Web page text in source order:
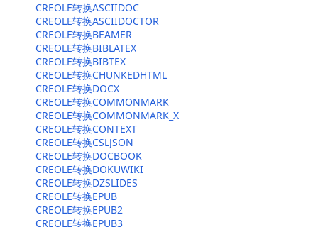
CREOLE转换ASCIIDOC
CREOLE转换ASCIIDOCTOR
CREOLE转换BEAMER
CREOLE转换BIBLATEX
CREOLE转换BIBTEX
CREOLE转换CHUNKEDHTML
CREOLE转换DOCX
CREOLE转换COMMONMARK
CREOLE转换COMMONMARK_X
CREOLE转换CONTEXT
CREOLE转换CSLJSON
CREOLE转换DOCBOOK
CREOLE转换DOKUWIKI
CREOLE转换DZSLIDES
CREOLE转换EPUB
CREOLE转换EPUB2
CREOLE转换EPUB3